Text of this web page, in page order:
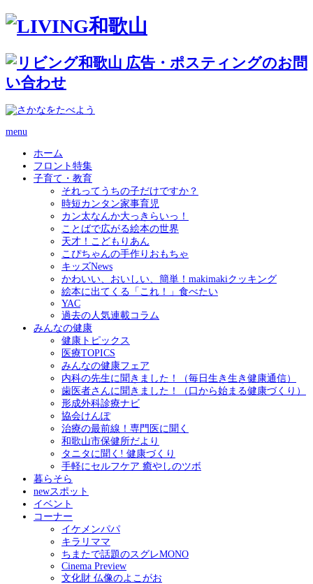
menu
ホーム
フロント特集
子育て・教育
それってうちの子だけですか？
時短カンタン家事育児
カン太なんか大っきらいっ！
ことばで広がる絵本の世界
天才！こどもりあん
こぴちゃんの手作りおもちゃ
キッズNews
かわいい、おいしい、簡単！makimakiクッキング
絵本に出てくる「これ！」食べたい
YAC
過去の人気連載コラム
みんなの健康
健康トピックス
医療TOPICS
みんなの健康フェア
内科の先生に聞きました！（毎日生き生き健康通信）
歯医者さんに聞きました！（口から始まる健康づくり）
形成外科診療ナビ
協会けんぽ
治療の最前線！専門医に聞く
和歌山市保健所だより
タニタに聞く! 健康づくり
手軽にセルフケア 癒やしのツボ
暮らそら
newスポット
イベント
コーナー
イケメンパパ
キラリママ
ちまたで話題のスグレMONO
Cinema Preview
文化財 仏像のよこがお